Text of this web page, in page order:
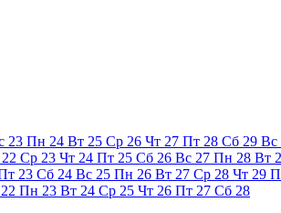
23 Пн 24 Вт 25 Ср 26 Чт 27 Пт 28 Сб 29 Вс
22 Ср 23 Чт 24 Пт 25 Сб 26 Вс 27 Пн 28 Вт
23 Сб 24 Вс 25 Пн 26 Вт 27 Ср 28 Чт 29
22 Пн 23 Вт 24 Ср 25 Чт 26 Пт 27 Сб 28